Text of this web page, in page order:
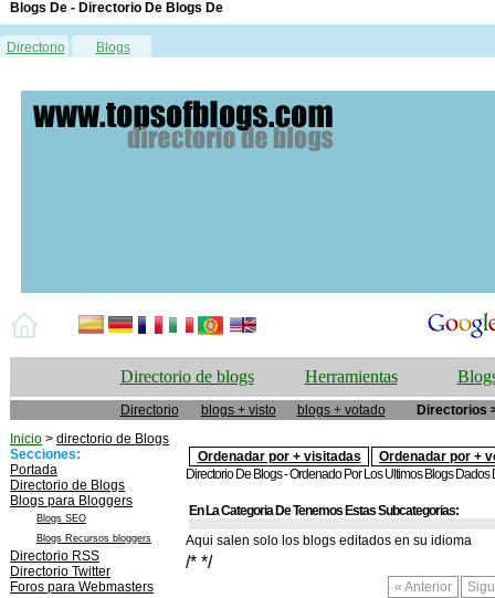
Blogs De - Directorio De Blogs De
Directorio Blogs
Directorio de blogs Herramientas
Directorio blogs + visto blogs + votado
Directorios
Inicio > directorio de Blogs
Secciones:
Portada
Directorio de Blogs
Blogs para Bloggers
Blogs SEO
Blogs Recursos bloggers
Directorio RSS
Directorio Twitter
Foros para Webmasters
Ordenadar por + visitadas
Ordenadar por +
Directorio De Blogs - Ordenado Por Los Ultimos Blogs Dados
En La Categoria De Tenemos Estas Subcategorias:
Aqui salen solo los blogs editados en su idioma
/* */
« Anterior